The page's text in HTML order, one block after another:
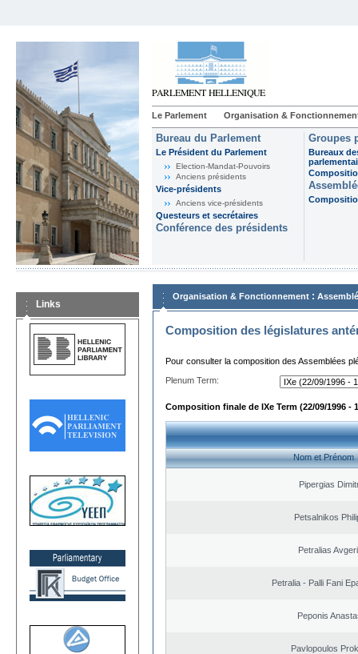
Le Parlement Organisation &
Bureau du Parlement
Le Président du Parlement
Election-Mandat-Pouvoirs
Anciens présidents
Vice-présidents
Anciens vice-présidents
Questeurs et secrétaires
Conférence des présidents
Groupes
Bureaux
Links
Organisation & Fonctionnement :
Composition des législatures
Pour consulter la composition des Assemblées
Plenum Term:
Composition finale de IXe Term (22/09/1996 -
Nom et Prénom
Pipergias
Petsalnikos
Petralias
Petralia - Palli Fani
Peponis
Pavlopoulos